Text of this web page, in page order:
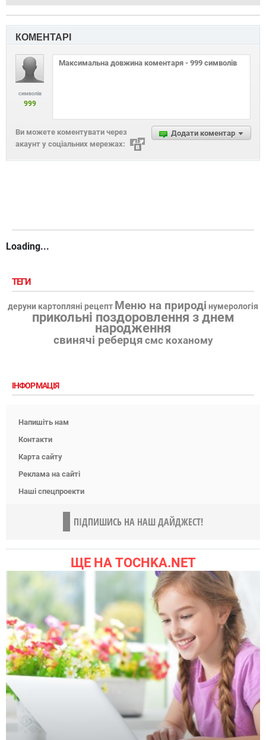
КОМЕНТАРІ
символів
999
Додати коментар
Ви можете коментувати через
акаунт у соціальних мережах:
Loading...
ТЕГИ
деруни картопляні рецепт Меню на природі нумерологія
прикольні поздоровлення з днем
народження
свинячі реберця смс коханому
ІНФОРМАЦІЯ
Напишіть нам
Контакти
Карта сайту
Реклама на сайті
Наші спецпроекти
ПІДПИШИСЬ НА НАШ ДАЙДЖЕСТ!
ЩЕ НА TOCHKA.NET